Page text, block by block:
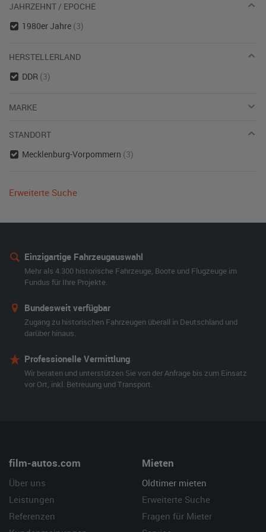
JAHRZEHNT / EPOCHE
1980er Jahre (3)
HERSTELLERLAND
DDR (3)
MARKE
STANDORT
Mecklenburg-Vorpommern (3)
Erweiterte Suche
Einzigartige Fahrzeugauswahl
Mehr als 4.300 historische Fahrzeuge, Boote und Flugzeuge im
Fundus für Ihre Projekte.
Bundesweit verfügbar
Zugang zu historischen Fahrzeugen überall in Deutschland und
darüber hinaus.
Professionelle Vermittlung
Wir beraten und unterstützen Sie von der Anfrage bis zum Einsatz
vor Ort, inkl. Betreuung und Transport.
film-autos.com
Über uns
Leistungen
Referenzen
Mieten
Oldtimer mieten
Erweiterte Suche
Fragen für Mieter